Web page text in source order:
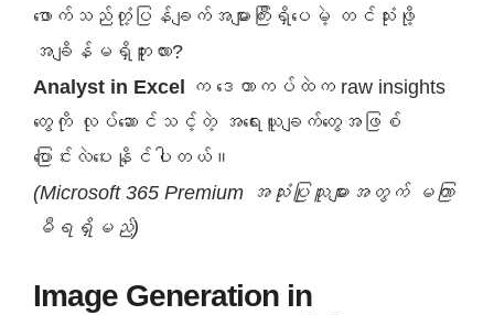
ဖောက်သည်တုံ့ပြန်ချက်အများကြီးရှိပေမဲ့ တင်သုံးဖို့
အချိန်မရှိဘူးလား?
Analyst in Excel
က ဒေတာကပ်ထဲက raw insights
တွေကို လုပ်ဆောင်သင့်တဲ့ အရေးယူချက်တွေအဖြစ်
ပြောင်းလဲပေးနိုင်ပါတယ်။
(Microsoft 365 Premium အသုံးပြုသူများအတွက် မကြာ
မီရရှိမည်)
Image Generation in